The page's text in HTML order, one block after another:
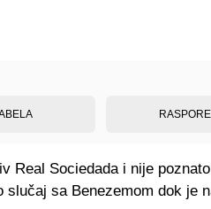
Real Sociedada i nije
sa Benezemom dok je